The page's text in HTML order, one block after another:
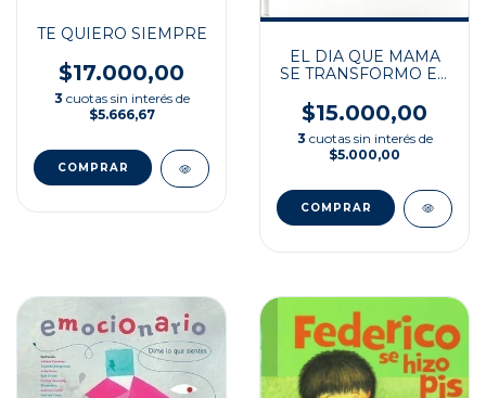
TE QUIERO SIEMPRE
$17.000,00
3 cuotas sin interés de
$5.666,67
EL DIA QUE MAMA
SE TRANSFORMO EN
$15.000,00
3 cuotas sin interés de
$5.000,00